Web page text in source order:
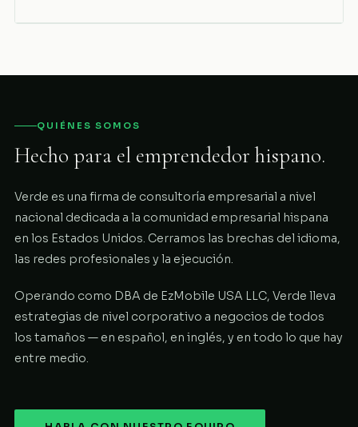
QUIÉNES SOMOS
Hecho para el emprendedor hispano.
Verde es una firma de consultoría empresarial a nivel
nacional dedicada a la comunidad empresarial hispana
en los Estados Unidos. Cerramos las brechas del idioma,
las redes profesionales y la ejecución.
Operando como DBA de EzMobile USA LLC, Verde lleva
estrategias de nivel corporativo a negocios de todos
los tamaños — en español, en inglés, y en todo lo que hay
entre medio.